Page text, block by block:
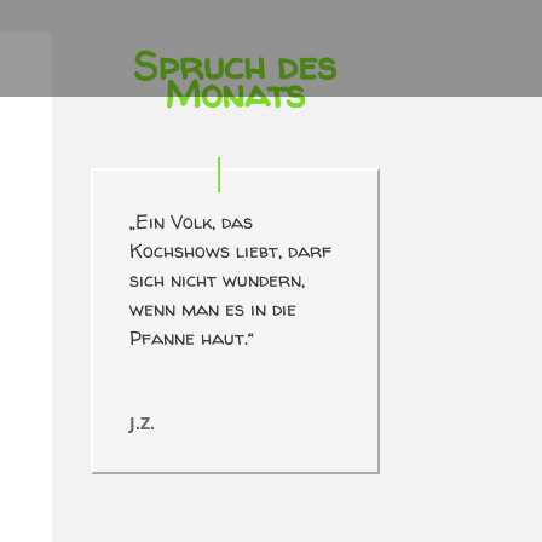
Spruch des
Monats
„Ein Volk, das
Kochshows liebt, darf
sich nicht wundern,
wenn man es in die
Pfanne haut.“
J.Z.